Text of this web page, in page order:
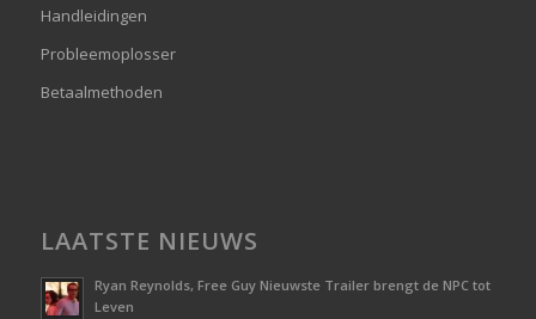
Handleidingen
Probleemoplosser
Betaalmethoden
LAATSTE NIEUWS
Ryan Reynolds, Free Guy Nieuwste Trailer brengt de NPC tot
Leven